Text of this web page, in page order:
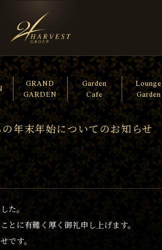
GRAND
GARDEN
Garden
Cafe
Lounge
Garden
年末年始についてのお知らせ
た。
とに有難く厚く御礼申し上げます。
です。